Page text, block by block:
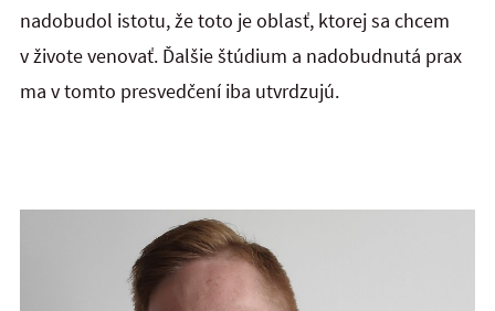
nadobudol istotu, že toto je oblasť, ktorej sa chcem
v živote venovať. Ďalšie štúdium a nadobudnutá prax
ma v tomto presvedčení iba utvrdzujú.